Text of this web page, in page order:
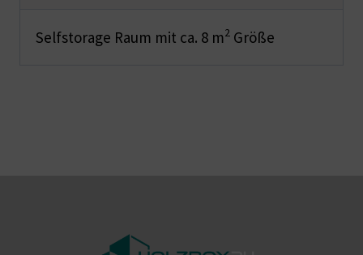
Selfstorage Raum mit ca. 8 m2 Größe